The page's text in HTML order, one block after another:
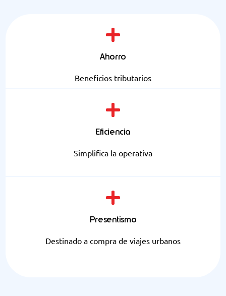
Ahorro
Beneficios tributarios
Eficiencia
Simplifica la operativa
Presentismo
Destinado a compra de viajes urbanos